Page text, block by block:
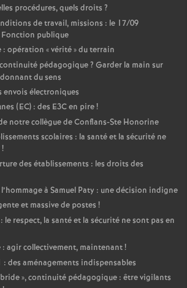
procédures, quels droits ?
de travail, missions : le 17/09
Fonction publique
: opération «vérité» du terrain
pédagogique? Garder la main sur
du sens
envois électroniques
(EC) : des E3C en pire!
notre collègue de Conflans-Ste Honorine
scolaires : la santé et la sécurité ne
!
des établissements : les droits des
à Samuel Paty : une décision indigne
et massive de postes !
respect, la santé et la sécurité ne sont pas en
agir collectivement, maintenant!
: des aménagements indispensables
», continuité pédagogique : être vigilants